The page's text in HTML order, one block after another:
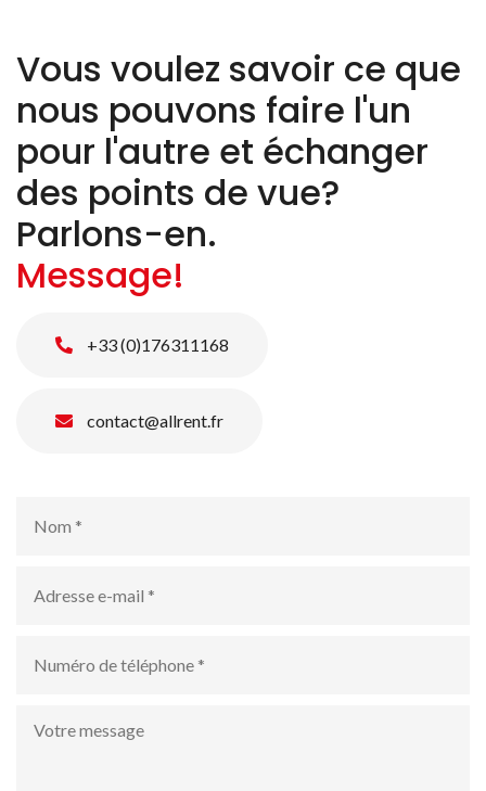
Vous voulez savoir ce que
nous pouvons faire l'un
pour l'autre et échanger
des points de vue?
Parlons-en.
Message!
+33 (0)176311168
contact@allrent.fr
message
Rechercher des produits